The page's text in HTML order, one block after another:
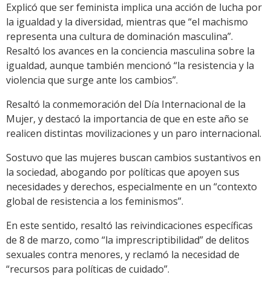
Explicó que ser feminista implica una acción de lucha por
la igualdad y la diversidad, mientras que “el machismo
representa una cultura de dominación masculina”.
Resaltó los avances en la conciencia masculina sobre la
igualdad, aunque también mencionó “la resistencia y la
violencia que surge ante los cambios”.
Resaltó la conmemoración del Día Internacional de la
Mujer, y destacó la importancia de que en este año se
realicen distintas movilizaciones y un paro internacional.
Sostuvo que las mujeres buscan cambios sustantivos en
la sociedad, abogando por políticas que apoyen sus
necesidades y derechos, especialmente en un “contexto
global de resistencia a los feminismos”.
En este sentido, resaltó las reivindicaciones específicas
de 8 de marzo, como “la imprescriptibilidad” de delitos
sexuales contra menores, y reclamó la necesidad de
“recursos para políticas de cuidado”.